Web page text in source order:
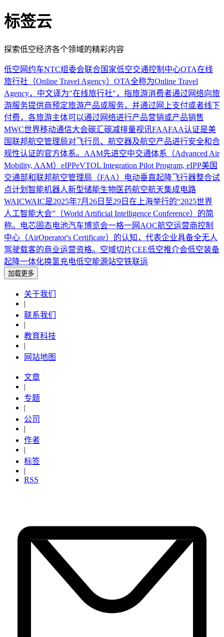
标签云
探索低空经济各个领域的精彩内容
低空网约车NTC组委会联合国家低空交通控制中心OTA在线
旅行社（Online Travel Agency）OTA全称为Online Travel
Agency，中文译为"在线旅行社"，指旅游消费者通过网络向旅
游服务提供商预定旅游产品或服务，并通过网上支付或者线下
付费，各旅游主体可以通过网络进行产品营销或产品销售
MWC世界移动通信大会碳汇碳减排量视讯FAAFAA认证是美
国联邦航空管理局对飞行员、航空器及航空产品进行安全和合
规性认证的官方体系。 AAM先进空中交通体系（Advanced Air
Mobility, AAM） eIPPeVTOL Integration Pilot Program, eIPP美国
交通部和联邦航空管理局（FAA）电动垂直起降飞行器整合试
点计划 智能机器人新型储能生物医药航空航天集成电路
WAICWAIC是2025年7月26日至29日在上海举行的“2025世界
人工智能大会”（World Artificial Intelligence Conference）的简
称。
电芯 固态电池汽车博览会一格一网 AOC航空运营商控制
中心（AirOperator's Certificate）的认知，代表企业具备全无人
驾驶载客的商业运营资格。 空域切片CEE低空推介会低空装备
起降一体化换氢充电低空能源站空铁联运
加载更多
关于我们
|
联系我们
|
教育科技
|
网站地图
文章
|
专题
|
公司
|
作者
|
标签
|
RSS